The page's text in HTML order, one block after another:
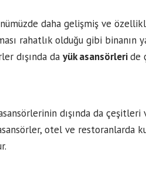
daha gelişmiş ve
rahatlık olduğu gibi
dışında da yük asansörleride
dışında da çeşitleri
otel ve restoranlarda